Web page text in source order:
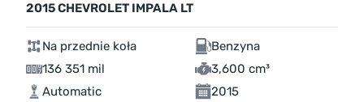
2015 CHEVROLET IMPALA LT
Na przednie koła
Benzyna
136 351 mil
3,600 cm³
Automatic
2015